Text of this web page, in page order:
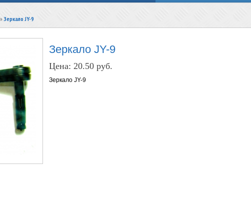
»Зеркало JY-9
Зеркало JY-9
Цена: 20.50 руб.
Зеркало JY-9